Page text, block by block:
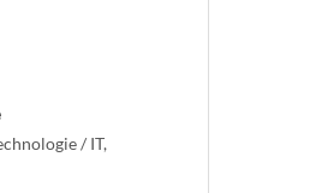
/ IT,